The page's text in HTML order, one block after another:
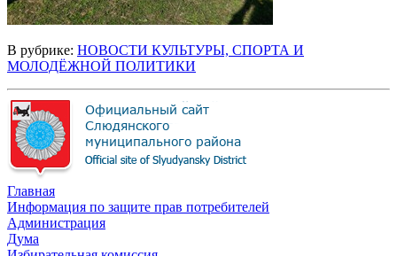
В рубрике: НОВОСТИ КУЛЬТУРЫ, СПОРТА И
МОЛОДЁЖНОЙ ПОЛИТИКИ
Главная
Информация по защите прав потребителей
Администрация
Дума